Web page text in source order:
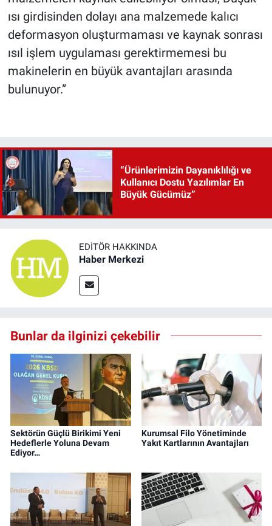
ısı girdisinden dolayı ana malzemede kalıcı
deformasyon oluşturmaması ve kaynak sonrası
ısıl işlem uygulaması gerektirmemesi bu
makinelerin en büyük avantajları arasında
bulunuyor.”
“Ürünlerimizin Dayanıklılığı ve
Kullanıcı Dostu Yazılımlar En
Büyük Gücümüz”
EDITÖR HAKKINDA
Haber Merkezi
Bunlar da ilginizi çekebilir
Sektörün Güçlü Birikimi Yeni
Hedeflerle Yoluna Devam
Ediyor…
Kurumsal Filo Yönetiminde
Yakıt Kartlarının Avantajları